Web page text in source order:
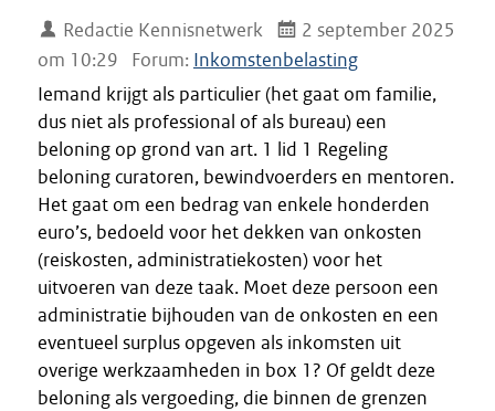
Redactie Kennisnetwerk
2 september 2025
om 10:29
Forum: Inkomstenbelasting
Iemand krijgt als particulier (het gaat om familie,
dus niet als professional of als bureau) een
beloning op grond van art. 1 lid 1 Regeling
beloning curatoren, bewindvoerders en mentoren.
Het gaat om een bedrag van enkele honderden
euro’s, bedoeld voor het dekken van onkosten
(reiskosten, administratiekosten) voor het
uitvoeren van deze taak. Moet deze persoon een
administratie bijhouden van de onkosten en een
eventueel surplus opgeven als inkomsten uit
overige werkzaamheden in box 1? Of geldt deze
beloning als vergoeding, die binnen de grenzen